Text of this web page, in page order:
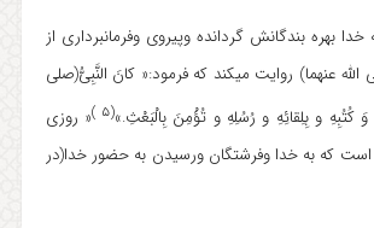
خدا بهره بندگانش گردانده وپیروی وفرمانبرداری از
عنهما) روایت میکند که فرمود:« کانَ النَّبِیُّ(صلی
وَ کُتُبِهِ و بِلِقائِهِ و رُسُلِهِ و تُؤْمِنَ بِالْبَعْثِ.»(۵ )
« روزی
که به خدا وفرشتگان ورسیدن به حضور خدا(در